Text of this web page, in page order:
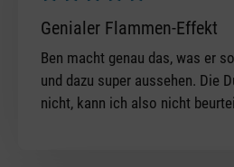
Review with rating of 5 out of
Genialer Flammen-Effekt
Ben macht genau das, was er
und dazu super aussehen. Die
nicht, kann ich also nicht